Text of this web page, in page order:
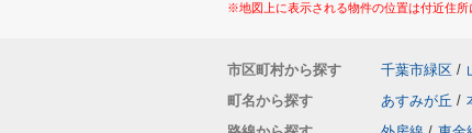
※地図上に表示される物件の位置は付近住所
市区町村から探す 千葉市緑区 /
町名から探す
あすみが丘 /